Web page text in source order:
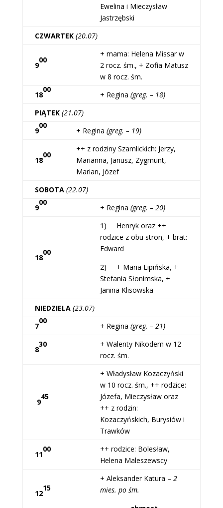
Ewelina i Mieczysław
Jastrzębski
CZWARTEK (20.07)
9
00
+ mama: Helena Missar w
2 rocz. śm., + Zofia Matusz
w 8 rocz. śm.
18
00
+ Regina (greg. – 18)
PIĄTEK (21.07)
9
00
+ Regina (greg. – 19)
18
00
++ z rodziny Szamlickich: Jerzy,
Marianna, Janusz, Zygmunt,
Marian, Józef
SOBOTA (22.07)
9
00
+ Regina (greg. – 20)
18
00
1) Henryk oraz ++
rodzice z obu stron, + brat:
Edward
2) + Maria Lipińska, +
Stefania Słonimska, +
Janina Klisowska
NIEDZIELA (23.07)
7
00
+ Regina (greg. – 21)
8
30
+ Walenty Nikodem w 12
rocz. śm.
9
45
+ Władysław Kozaczyński
w 10 rocz. śm., ++ rodzice:
Józefa, Mieczysław oraz
++ z rodzin:
Kozaczyńskich, Burysiów i
Trawków
11
00
++ rodzice: Bolesław,
Helena Maleszewscy
12
15
+ Aleksander Katura – 2
mies. po śm.